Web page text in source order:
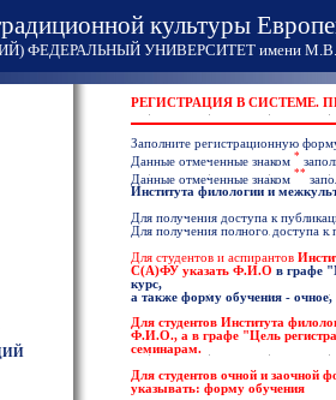
культуры
ФЕДЕРАЛЬНЫЙ УНИВЕРСИТЕТ имени М.В.
РЕГИСТРАЦИЯ В СИСТЕМЕ.
Заполните регистрационную
Данные отмеченные знаком *
Данные отмеченные знаком **
Института филологии и
Для получения доступа к
Для получения полного доступа к
Для студентов и аспирантов
С(А)ФУ указать Ф.И.О в графе
курс,
а также форму обучения - очное,
Для студентов Института
Ф.И.О., а в графе "Цель
семинарам.
Для студентов очной и
указывать: форму обучения